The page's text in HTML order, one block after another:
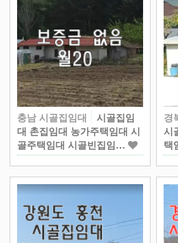
충남 시골집임대
시골집임
대 촌집임대 농가주택임대 시
골주택임대 시골빈집임…
경
시
택